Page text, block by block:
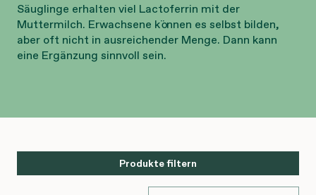
Säuglinge erhalten viel Lactoferrin mit der
Muttermilch. Erwachsene können es selbst bilden,
aber oft nicht in ausreichender Menge. Dann kann
eine Ergänzung sinnvoll sein.
Produkte filtern